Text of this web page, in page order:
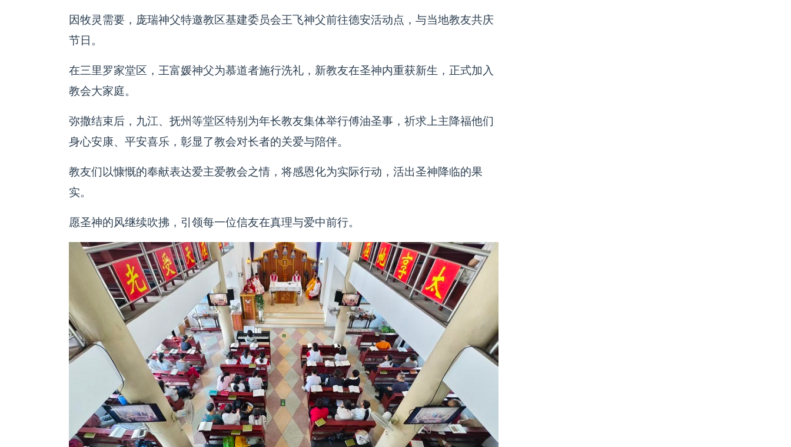
因牧灵需要，庞瑞神父特邀教区基建委员会王飞神父前往德安活动点，与当地教友共庆
节日。
在三里罗家堂区，王富媛神父为慕道者施行洗礼，新教友在圣神内重获新生，正式加入
教会大家庭。
弥撒结束后，九江、抚州等堂区特别为年长教友集体举行傅油圣事，祈求上主降福他们
身心安康、平安喜乐，彰显了教会对长者的关爱与陪伴。
教友们以慷慨的奉献表达爱主爱教会之情，将感恩化为实际行动，活出圣神降临的果
实。
愿圣神的风继续吹拂，引领每一位信友在真理与爱中前行。